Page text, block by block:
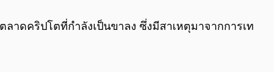
ลาดคริปโตที่กำลังเป็นขาลง ซึ่งมีสาเหตุมาจากการเท